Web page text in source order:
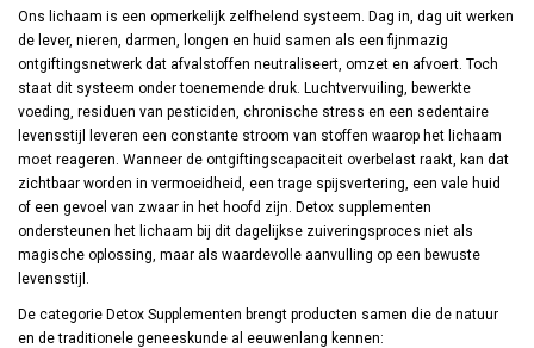
Ons lichaam is een opmerkelijk zelfhelend systeem. Dag in, dag uit werken
de lever, nieren, darmen, longen en huid samen als een fijnmazig
ontgiftingsnetwerk dat afvalstoffen neutraliseert, omzet en afvoert. Toch
staat dit systeem onder toenemende druk. Luchtvervuiling, bewerkte
voeding, residuen van pesticiden, chronische stress en een sedentaire
levensstijl leveren een constante stroom van stoffen waarop het lichaam
moet reageren. Wanneer de ontgiftingscapaciteit overbelast raakt, kan dat
zichtbaar worden in vermoeidheid, een trage spijsvertering, een vale huid
of een gevoel van zwaar in het hoofd zijn. Detox supplementen
ondersteunen het lichaam bij dit dagelijkse zuiveringsproces niet als
magische oplossing, maar als waardevolle aanvulling op een bewuste
levensstijl.
De categorie Detox Supplementen brengt producten samen die de natuur
en de traditionele geneeskunde al eeuwenlang kennen: